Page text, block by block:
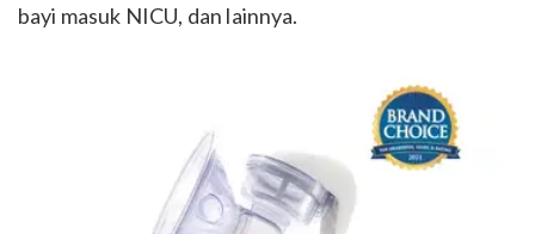
bayi masuk NICU, dan lainnya.